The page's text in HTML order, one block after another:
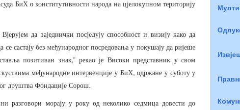
суда БиХ о конститутивности народа на цјелокупном територију
Вјерујем да заједнички посједују способност и визију како да
се састају без међународног посредовања у покушају да ријеше
позитиван знак,”рекао је Високи представник у свом
међународне интервенције у БиХ,одржане у суботу у
друштва Фондације Сорош.
разговори морају у року од неколико седмица довести до